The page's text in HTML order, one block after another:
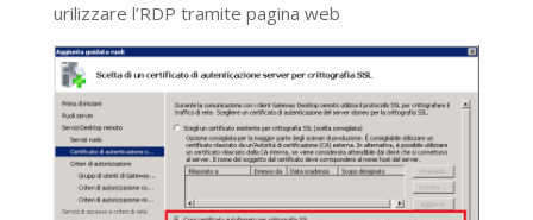
urilizzare l’RDP tramite pagina web